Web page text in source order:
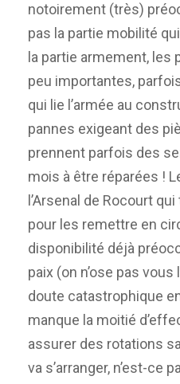
notoirement (très)
pas la partie mobilité
la partie armement, les
peu importantes,
qui lie l’armée au
pannes exigeant des
prennent parfois des
mois à être réparées !
l’Arsenal de Rocourt
pour les remettre en
disponibilité déjà
paix (on n’ose pas
doute catastrophique
manque la moitié
assurer des rotations
va s’arranger, n’est-ce